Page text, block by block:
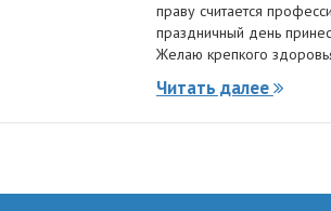
праву считается
праздничный день
Желаю крепкого
Читать далее